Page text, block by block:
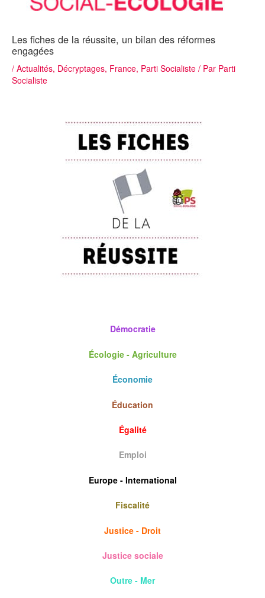
Les fiches de la réussite, un bilan des réformes
engagées
/ Actualités, Décryptages, France, Parti Socialiste / Par Parti
Socialiste
Démocratie
Écologie - Agriculture
Économie
Éducation
Égalité
Emploi
Europe - International
Fiscalité
Justice - Droit
Justice sociale
Outre - Mer